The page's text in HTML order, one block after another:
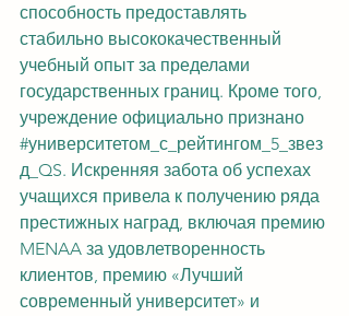
способность предоставлять
стабильно высококачественный
учебный опыт за пределами
государственных границ. Кроме того,
учреждение официально признано
#университетом_с_рейтингом_5_звез
д_QS. Искренняя забота об успехах
учащихся привела к получению ряда
престижных наград, включая премию
MENAA за удовлетворенность
клиентов, премию «Лучший
современный университет» и